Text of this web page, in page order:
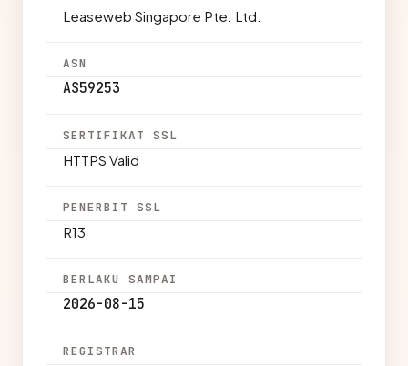
Leaseweb Singapore Pte. Ltd.
ASN
AS59253
SERTIFIKAT SSL
HTTPS Valid
PENERBIT SSL
R13
BERLAKU SAMPAI
2026-08-15
REGISTRAR